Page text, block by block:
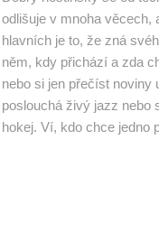
odlišuje v mnoha věcech,
hlavních je to, že zná
něm, kdy přichází a zda
nebo si jen přečíst noviny
poslouchá živý jazz nebo
hokej. Ví, kdo chce jedno